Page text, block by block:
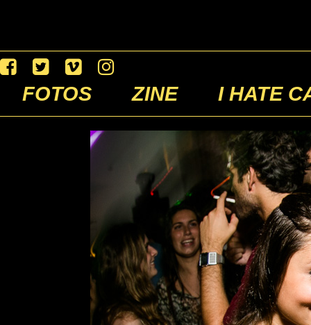
FOTOS ZINE I HATE